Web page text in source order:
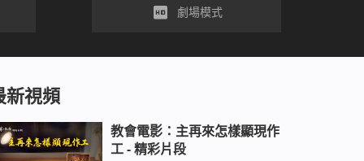
劇場模式
新視頻
教會電影：主再來怎樣顯現作
工 - 精彩片段